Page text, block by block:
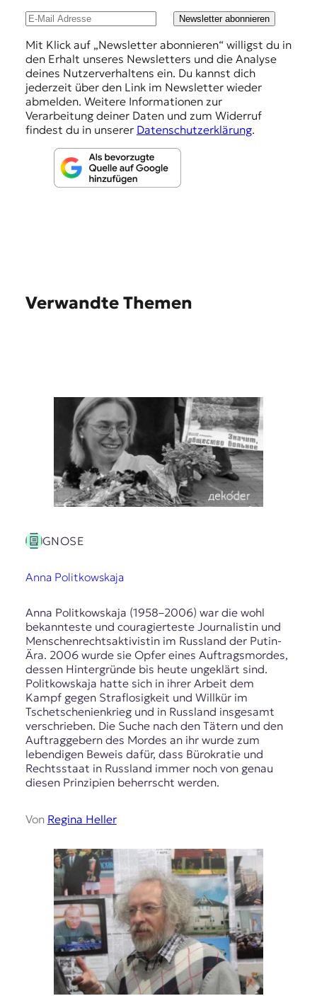
Newsletter abonnieren
Mit Klick auf „Newsletter abonnieren“ willigst du in
den Erhalt unseres Newsletters und die Analyse
deines Nutzerverhaltens ein. Du kannst dich
jederzeit über den Link im Newsletter wieder
abmelden. Weitere Informationen zur
Verarbeitung deiner Daten und zum Widerruf
findest du in unserer Datenschutzerklärung.
Verwandte Themen
GNOSE
Anna Politkowskaja
Anna Politkowskaja (1958–2006) war die wohl
bekannteste und couragierteste Journalistin und
Menschenrechtsaktivistin im Russland der Putin-
Ära. 2006 wurde sie Opfer eines Auftragsmordes,
dessen Hintergründe bis heute ungeklärt sind.
Politkowskaja hatte sich in ihrer Arbeit dem
Kampf gegen Straflosigkeit und Willkür im
Tschetschenienkrieg und in Russland insgesamt
verschrieben. Die Suche nach den Tätern und den
Auftraggebern des Mordes an ihr wurde zum
lebendigen Beweis dafür, dass Bürokratie und
Rechtsstaat in Russland immer noch von genau
diesen Prinzipien beherrscht werden.
Von Regina Heller